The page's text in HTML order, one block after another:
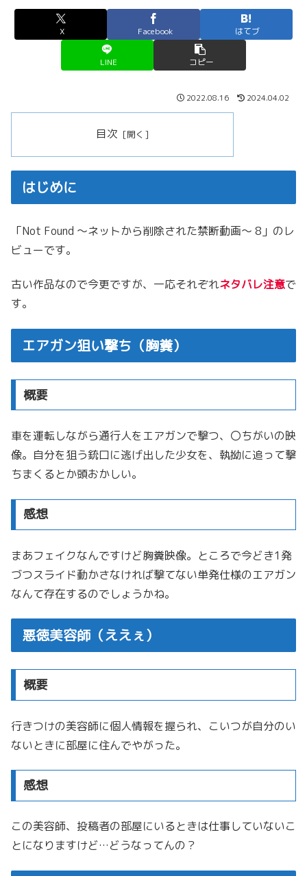
X Facebook はてブ
LINE コピー
2022.08.16 2024.04.02
目次
はじめに
「Not Found ～ネットから削除された禁断動画～ 8」のレ
ビューです。
古い作品なので今更ですが、一応それぞれネタバレ注意で
す。
エアガン狙い撃ち （胸糞）
概要
車を運転しながら通行人をエアガンで撃つ、〇ちがいの映
像。自分を狙う銃口に逃げ出した少女を、執拗に追って撃
ちまくるとか頭おかしい。
感想
まあフェイクなんですけど胸糞映像。ところで今どき1発
づつスライド動かさなければ撃てない単発仕様のエアガン
なんて存在するのでしょうかね。
悪徳美容師（ええぇ）
概要
行きつけの美容師に個人情報を握られ、こいつが自分のい
ないときに部屋に住んでやがった。
感想
この美容師、投稿者の部屋にいるときは仕事していないこ
とになりますけど…どうなってんの？